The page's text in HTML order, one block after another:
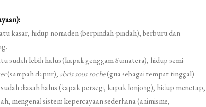
kasar, hidup nomaden (berpindah-pindah), berburu dan
sudah lebih halus (kapak genggam Sumatera), hidup semi-
(sampah dapur), abris sous roche(gua sebagai tempat tinggal).
diasah halus (kapak persegi, kapak lonjong), hidup menetap,
mengenal sistem kepercayaan sederhana (animisme,